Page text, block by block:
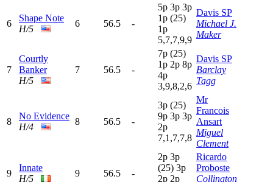
6
Shape Note
H/5
6 56.5 -
5p 3p 3p
1p (25)
1p
5,7,7,9,9
Davis SP
Michael J.
Maker
7
Courtly
Banker
H/5
7 56.5 -
7p (25)
1p 2p 8p
4p
3,9,8,2,6
Davis SP
Barclay
Tagg
8
No Evidence
H/4
8 56.5 -
3p (25)
9p 3p 3p
2p
7,1,7,7,8
Mr
Francois
Ansart
Miguel
Clement
9
Innate
H/5
9 56.5 -
2p 3p
(25) 3p
2p 2p
Ricardo
Proboste
Collington